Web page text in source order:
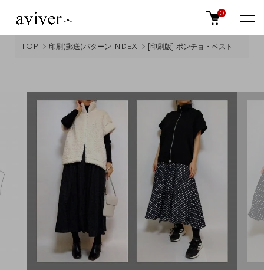
0
TOP 印刷(郵送)パターンINDEX [印刷版] ポンチョ・ベスト